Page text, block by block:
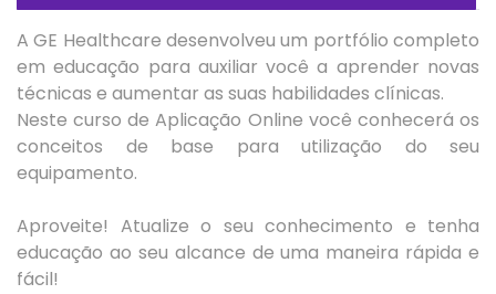
A GE Healthcare desenvolveu um portfólio completo
em educação para auxiliar você a aprender novas
técnicas e aumentar as suas habilidades clínicas.
Neste curso de Aplicação Online você conhecerá os
conceitos de base para utilização do seu
equipamento.
Aproveite! Atualize o seu conhecimento e tenha
educação ao seu alcance de uma maneira rápida e
fácil!